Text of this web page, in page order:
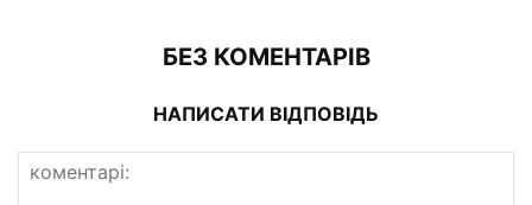
БЕЗ КОМЕНТАРІВ
НАПИСАТИ ВІДПОВІДЬ